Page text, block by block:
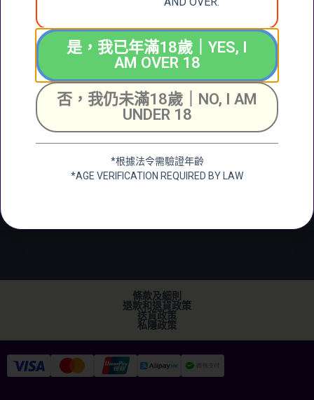
+852 6388 4444
WINES LIMITED
新界大圍成運道25-27
號成全工業大廈地下2
號舖
Unit 2, G/F, Shing
Building, 25 Shing
Wan Road, Tai Wai,
New Territerory
條款及細則
退款和退貨政策
送貨政策
私隱政策
是，我已年滿18歲｜YES, I
AM OVER 18
否，我仍未滿18歲｜NO, I AM
UNDER 18
*根據法令需驗證年齡
*AGE VERIFICATION REQUIRED BY LAW